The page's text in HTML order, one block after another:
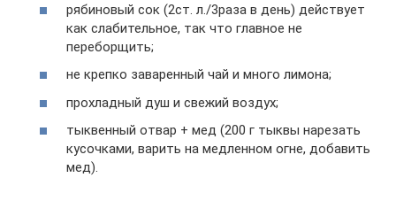
рябиновый сок (2ст. л./3раза в день) действует
как слабительное, так что главное не
переборщить;
не крепко заваренный чай и много лимона;
прохладный душ и свежий воздух;
тыквенный отвар + мед (200 г тыквы нарезать
кусочками, варить на медленном огне, добавить
мед).